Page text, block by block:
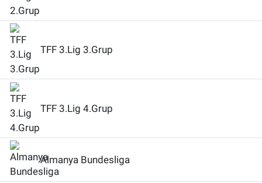
TFF 3.Lig 3.Grup
TFF 3.Lig 4.Grup
Almanya Bundesliga